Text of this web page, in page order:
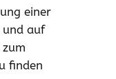
einer
auf
finden